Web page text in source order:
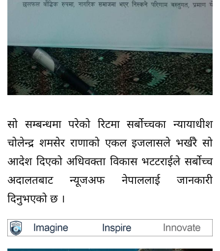
सो सम्बन्धमा परेको रिटमा सर्बोच्चका न्यायाधीश
चोलेन्द्र शमसेर राणाको एकल इजलासले भर्खरै सो
आदेश दिएको अधिवक्ता विकास भटटराईले सर्बोच्च
अदालतबाट न्यूजअफ नेपाललाई जानकारी
दिनुभएको छ ।